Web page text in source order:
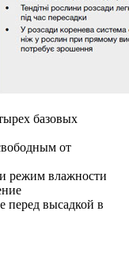
базовых
от
режим влажности
перед высадкой в